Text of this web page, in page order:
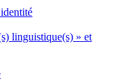
linguistique(s) » et